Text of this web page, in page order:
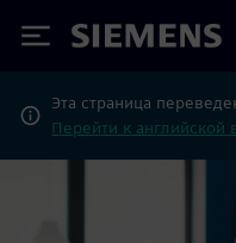
Siemens
Эта страница
Перейти к английской